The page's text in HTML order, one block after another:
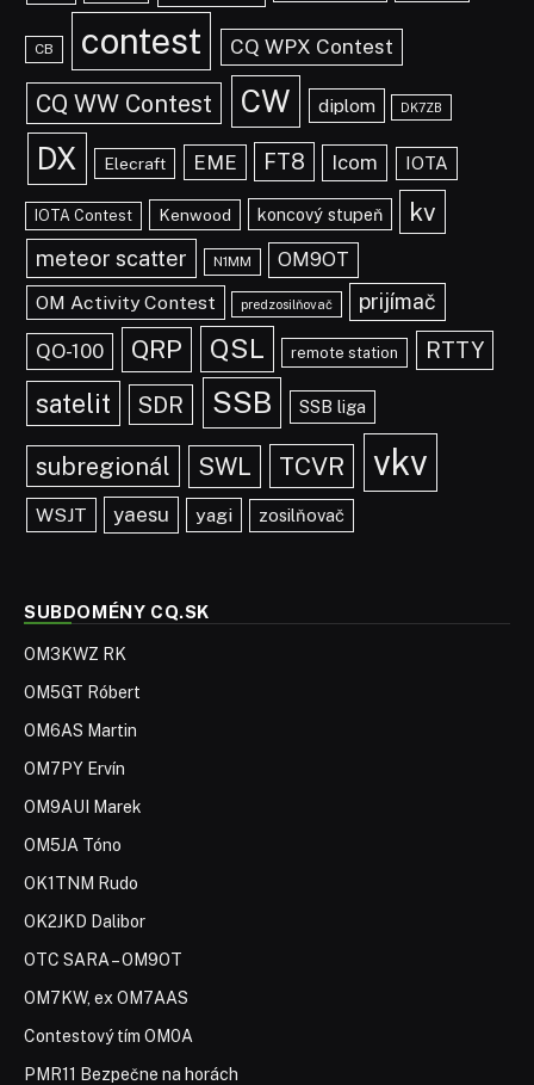
CB contest CQ WPX Contest
CQ WW Contest CW diplom DK7ZB
DX Elecraft EME FT8 Icom IOTA
IOTA Contest Kenwood koncový stupeň kv
meteor scatter N1MM
OM9OT
OM Activity Contest
predzosilňovač prijímač
QO-100 QRP QSL remote station RTTY
satelit SDR SSB SSB liga
subregionál SWL TCVR vkv
WSJT yaesu yagi zosilňovač
SUBDOMÉNY CQ.SK
OM3KWZ RK
OM5GT Róbert
OM6AS Martin
OM7PY Ervín
OM9AUI Marek
OM5JA Tóno
OK1TNM Rudo
OK2JKD Dalibor
OTC SARA – OM9OT
OM7KW, ex OM7AAS
Contestový tím OM0A
PMR11 Bezpečne na horách